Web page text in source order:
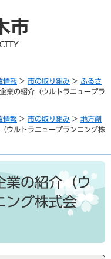
情報 > 市の取り組み > ふるさ
業の紹介（ウルトラニュープラ
情報 > 市の取り組み > 地方創
ウルトラニュープランニング株
業の紹介（ウ
ング株式会